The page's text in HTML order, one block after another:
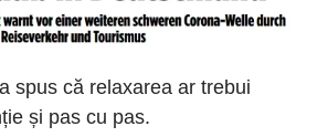
spus că relaxarea ar trebui
și pas cu pas.